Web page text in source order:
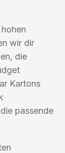
wir dir
die
Kartons
passende